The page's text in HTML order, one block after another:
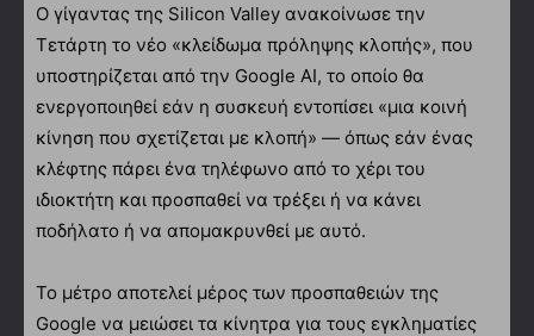
Ο γίγαντας της Silicon Valley ανακοίνωσε την
Τετάρτη το νέο «κλείδωμα πρόληψης κλοπής», που
υποστηρίζεται από την Google AI, το οποίο θα
ενεργοποιηθεί εάν η συσκευή εντοπίσει «μια κοινή
κίνηση που σχετίζεται με κλοπή» — όπως εάν ένας
κλέφτης πάρει ένα τηλέφωνο από το χέρι του
ιδιοκτήτη και προσπαθεί να τρέξει ή να κάνει
ποδήλατο ή να απομακρυνθεί με αυτό.
Το μέτρο αποτελεί μέρος των προσπαθειών της
Google να μειώσει τα κίνητρα για τους εγκληματίες